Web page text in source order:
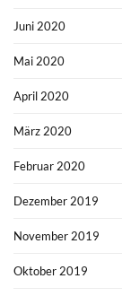
Juni 2020
Mai 2020
April 2020
März 2020
Februar 2020
Dezember 2019
November 2019
Oktober 2019